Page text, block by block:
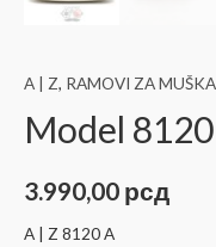
A | Z, RAMOVI ZA
Model
3.990,00 рсд
A | Z 8120 A